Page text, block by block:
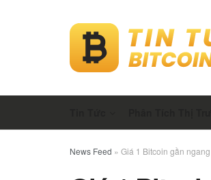
News Feed » Giá 1 Bitcoin gần